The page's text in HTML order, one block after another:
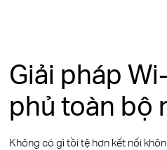
Giải pháp
phủ toàn bộ
Không có gì tồi tệ hơn kết nối